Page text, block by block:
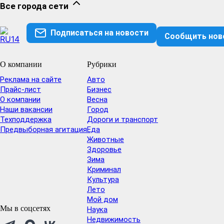
Все города сети
Подписаться на новости Сообщить
О компании
Реклама на сайте
Прайс-лист
О компании
Наши вакансии
Техподдержка
Предвыборная агитация
Рубрики
Авто
Бизнес
Весна
Город
Дороги и транспорт
Еда
Животные
Здоровье
Зима
Криминал
Культура
Лето
Мой дом
Наука
Недвижимость
Мы в соцсетях